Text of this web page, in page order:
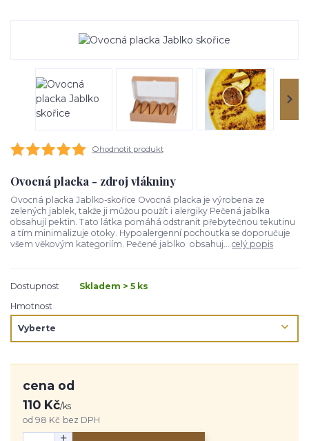
Ohodnotit produkt
Ovocná placka - zdroj vlákniny
Ovocná placka Jablko-skořice Ovocná placka je výrobena ze
zelených jablek, takže ji můžou použít i alergiky Pečená jablka
obsahují pektin. Tato látka pomáhá odstranit přebytečnou tekutinu
a tím minimalizuje otoky. Hypoalergenní pochoutka se doporučuje
všem věkovým kategoriím. Pečené jablko obsahuj... celý popis
Dostupnost
Skladem > 5 ks
Hmotnost
cena od
110 Kč/ks
od 98 Kč bez DPH